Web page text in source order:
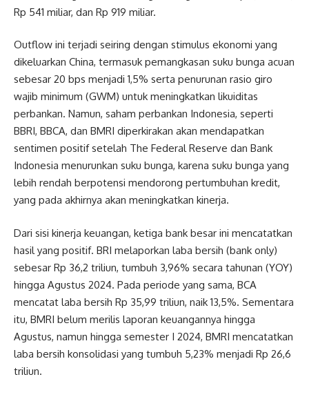
Rp 541 miliar, dan Rp 919 miliar.
Outflow ini terjadi seiring dengan stimulus ekonomi yang
dikeluarkan China, termasuk pemangkasan suku bunga acuan
sebesar 20 bps menjadi 1,5% serta penurunan rasio giro
wajib minimum (GWM) untuk meningkatkan likuiditas
perbankan. Namun, saham perbankan Indonesia, seperti
BBRI, BBCA, dan BMRI diperkirakan akan mendapatkan
sentimen positif setelah The Federal Reserve dan Bank
Indonesia menurunkan suku bunga, karena suku bunga yang
lebih rendah berpotensi mendorong pertumbuhan kredit,
yang pada akhirnya akan meningkatkan kinerja.
Dari sisi kinerja keuangan, ketiga bank besar ini mencatatkan
hasil yang positif. BRI melaporkan laba bersih (bank only)
sebesar Rp 36,2 triliun, tumbuh 3,96% secara tahunan (YOY)
hingga Agustus 2024. Pada periode yang sama, BCA
mencatat laba bersih Rp 35,99 triliun, naik 13,5%. Sementara
itu, BMRI belum merilis laporan keuangannya hingga
Agustus, namun hingga semester I 2024, BMRI mencatatkan
laba bersih konsolidasi yang tumbuh 5,23% menjadi Rp 26,6
triliun.